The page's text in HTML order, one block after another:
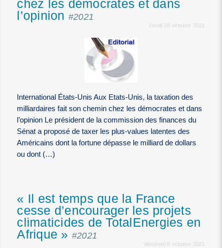
chez les démocrates et dans
l’opinion #2021
Jeudi 28 octobre 2021
International États-Unis Aux Etats-Unis, la taxation des
milliardaires fait son chemin chez les démocrates et dans
l’opinion Le président de la commission des finances du
Sénat a proposé de taxer les plus-values latentes des
Américains dont la fortune dépasse le milliard de dollars
ou dont (…)
« Il est temps que la France
cesse d’encourager les projets
climaticides de TotalEnergies en
Afrique » #2021
Vendredi 8 octobre 2021